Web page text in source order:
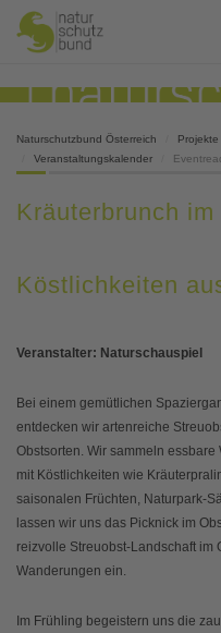
Naturschutzbund Österreich
Veranstaltungskalender
Kräuterbrunch
Köstlichkeiten
Veranstalter: Naturschauspiel
Bei einem gemütlichen
entdecken wir artenreiche
Obstsorten. Wir sammeln
mit Köstlichkeiten wie
saisonalen Früchten, Naturpark-
lassen wir uns das Picknick im
reizvolle Streuobst-Landschaft im
Wanderungen ein.
Im Frühling begeistern uns die